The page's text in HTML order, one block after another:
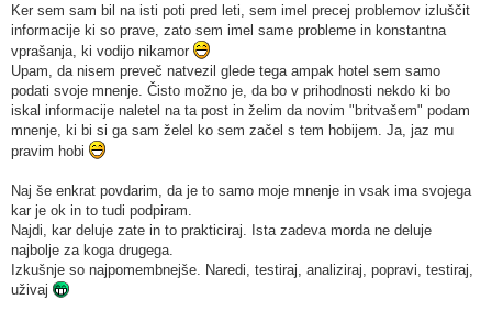
Ker sem sam bil na isti poti pred leti, sem imel precej problemov izluščit
informacije ki so prave, zato sem imel same probleme in konstantna
vprašanja, ki vodijo nikamor
Upam, da nisem preveč natvezil glede tega ampak hotel sem samo
podati svoje mnenje. Čisto možno je, da bo v prihodnosti nekdo ki bo
iskal informacije naletel na ta post in želim da novim "britvašem" podam
mnenje, ki bi si ga sam želel ko sem začel s tem hobijem. Ja, jaz mu
pravim hobi
Naj še enkrat povdarim, da je to samo moje mnenje in vsak ima svojega
kar je ok in to tudi podpiram.
Najdi, kar deluje zate in to prakticiraj. Ista zadeva morda ne deluje
najbolje za koga drugega.
Izkušnje so najpomembnejše. Naredi, testiraj, analiziraj, popravi, testiraj,
uživaj